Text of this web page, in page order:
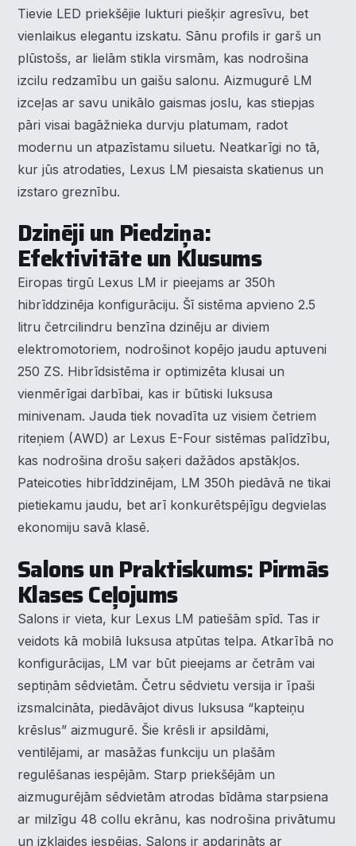
Tievie LED priekšējie lukturi piešķir agresīvu, bet
vienlaikus elegantu izskatu. Sānu profils ir garš un
plūstošs, ar lielām stikla virsmām, kas nodrošina
izcilu redzamību un gaišu salonu. Aizmugurē LM
izceļas ar savu unikālo gaismas joslu, kas stiepjas
pāri visai bagāžnieka durvju platumam, radot
modernu un atpazīstamu siluetu. Neatkarīgi no tā,
kur jūs atrodaties, Lexus LM piesaista skatienus un
izstaro greznību.
Dzinēji un Piedziņa:
Efektivitāte un Klusums
Eiropas tirgū Lexus LM ir pieejams ar 350h
hibrīddzinēja konfigurāciju. Šī sistēma apvieno 2.5
litru četrcilindru benzīna dzinēju ar diviem
elektromotoriem, nodrošinot kopējo jaudu aptuveni
250 ZS. Hibrīdsistēma ir optimizēta klusai un
vienmērīgai darbībai, kas ir būtiski luksusa
minivenam. Jauda tiek novadīta uz visiem četriem
riteņiem (AWD) ar Lexus E-Four sistēmas palīdzību,
kas nodrošina drošu saķeri dažādos apstākļos.
Pateicoties hibrīddzinējam, LM 350h piedāvā ne tikai
pietiekamu jaudu, bet arī konkurētspējīgu degvielas
ekonomiju savā klasē.
Salons un Praktiskums: Pirmās
Klases Ceļojums
Salons ir vieta, kur Lexus LM patiešām spīd. Tas ir
veidots kā mobilā luksusa atpūtas telpa. Atkarībā no
konfigurācijas, LM var būt pieejams ar četrām vai
septiņām sēdvietām. Četru sēdvietu versija ir īpaši
izsmalcināta, piedāvājot divus luksusa “kapteiņu
krēslus” aizmugurē. Šie krēsli ir apsildāmi,
ventilējami, ar masāžas funkciju un plašām
regulēšanas iespējām. Starp priekšējām un
aizmugurējām sēdvietām atrodas bīdāma starpsiena
ar milzīgu 48 collu ekrānu, kas nodrošina privātumu
un izklaides iespējas. Salons ir apdarināts ar